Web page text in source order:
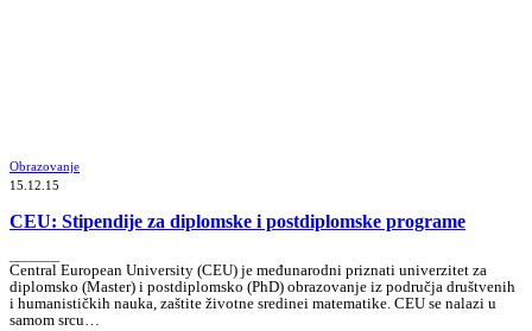
Obrazovanje
15.12.15
CEU: Stipendije za diplomske i postdiplomske programe
Central European University (CEU) je međunarodni priznati univerzitet za
diplomsko (Master) i postdiplomsko (PhD) obrazovanje iz područja društvenih
i humanističkih nauka, zaštite životne sredinei matematike. CEU se nalazi u
samom srcu…